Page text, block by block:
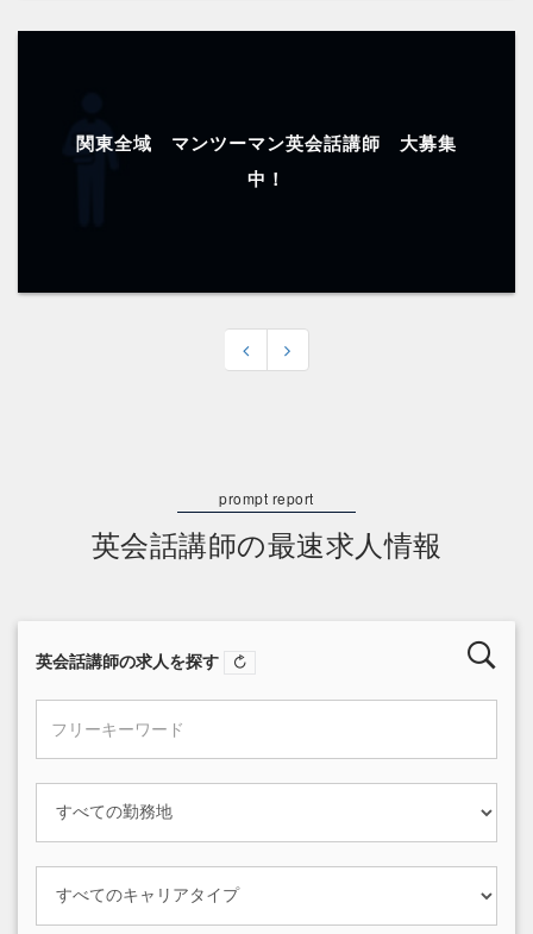
関東全域 マンツーマン英会話講師 大募集
中！
英会話講師の最速求人情報
英会話講師の求人を探す